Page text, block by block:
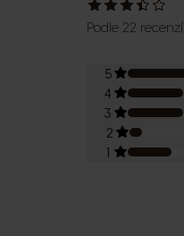
Podle 22 recenzí
5
4
3
2
1